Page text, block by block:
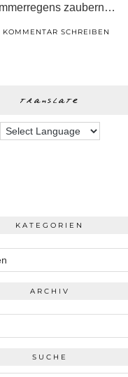
zaubern…
KOMMENTAR SCHREIBEN
translate
KATEGORIEN
ARCHIV
SUCHE